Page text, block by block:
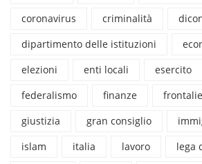
coronavirus
criminalità
dipartimento delle istituzioni
elezioni
enti locali esercito
federalismo
finanze
giustizia
gran consiglio
islam
italia lavoro
lega